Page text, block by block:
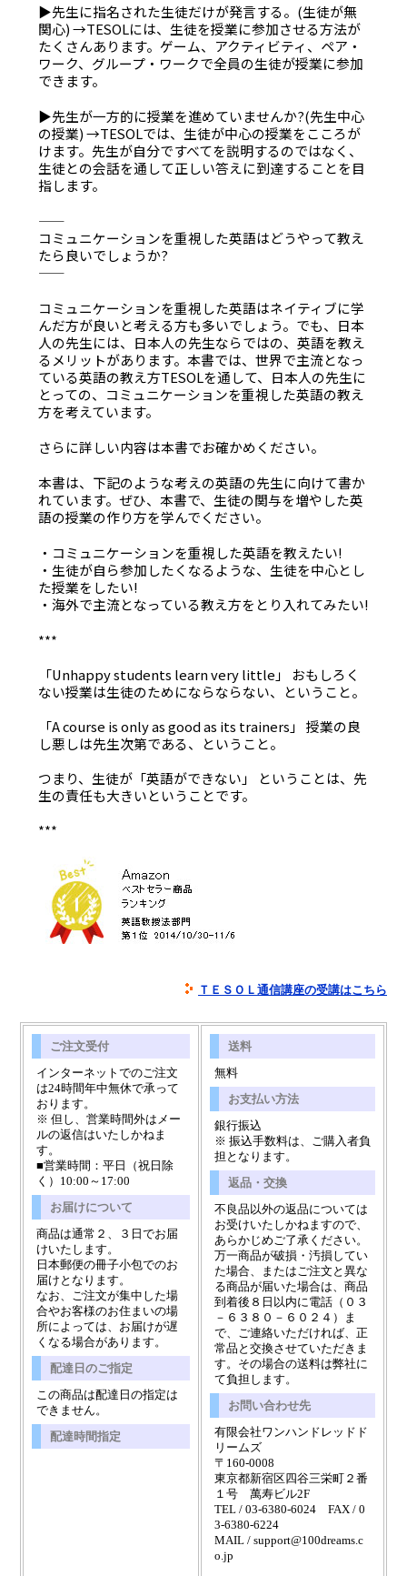
▶先生に指名された生徒だけが発言する。(生徒が無
関心) →TESOLには、生徒を授業に参加させる方法が
たくさんあります。ゲーム、アクティビティ、ペア・
ワーク、グループ・ワークで全員の生徒が授業に参加
できます。
▶先生が一方的に授業を進めていませんか?(先生中心
の授業) →TESOLでは、生徒が中心の授業をこころが
けます。先生が自分ですべてを説明するのではなく、
生徒との会話を通して正しい答えに到達することを目
指します。
――――――――――――――――――――――――――――――――――――――
コミュニケーションを重視した英語はどうやって教え
たら良いでしょうか?
――――――――――――――――――――――――――――――――――――――
コミュニケーションを重視した英語はネイティブに学
んだ方が良いと考える方も多いでしょう。でも、日本
人の先生には、日本人の先生ならではの、英語を教え
るメリットがあります。本書では、世界で主流となっ
ている英語の教え方TESOLを通して、日本人の先生に
とっての、コミュニケーションを重視した英語の教え
方を考えています。
さらに詳しい内容は本書でお確かめください。
本書は、下記のような考えの英語の先生に向けて書か
れています。ぜひ、本書で、生徒の関与を増やした英
語の授業の作り方を学んでください。
・コミュニケーションを重視した英語を教えたい!
・生徒が自ら参加したくなるような、生徒を中心とし
た授業をしたい!
・海外で主流となっている教え方をとり入れてみたい!
***
「Unhappy students learn very little」 おもしろく
ない授業は生徒のためにならならない、ということ。
「A course is only as good as its trainers」 授業の良
し悪しは先生次第である、ということ。
つまり、生徒が「英語ができない」 ということは、先
生の責任も大きいということです。
***
ＴＥＳＯＬ通信講座の受講はこちら
ご注文受付
インターネットでのご注文
は24時間年中無休で承って
おります。
※ 但し、営業時間外はメー
ルの返信はいたしかねま
す。
■営業時間：平日（祝日除
く）10:00～17:00
お届けについて
商品は通常２、３日でお届
けいたします。
日本郵便の冊子小包でのお
届けとなります。
なお、ご注文が集中した場
合やお客様のお住まいの場
所によっては、お届けが遅
くなる場合があります。
配達日のご指定
この商品は配達日の指定は
できません。
配達時間指定
送料
無料
お支払い方法
銀行振込
※ 振込手数料は、ご購入者負
担となります。
返品・交換
不良品以外の返品については
お受けいたしかねますので、
あらかじめご了承ください。
万一商品が破損・汚損してい
た場合、またはご注文と異な
る商品が届いた場合は、商品
到着後８日以内に電話（０３
－６３８０－６０２４）ま
で、ご連絡いただければ、正
常品と交換させていただきま
す。その場合の送料は弊社に
て負担します。
お問い合わせ先
有限会社ワンハンドレッドド
リームズ
〒160-0008
東京都新宿区四谷三栄町２番
１号 萬寿ビル2F
TEL / 03-6380-6024 FAX / 0
3-6380-6224
MAIL / support@100dreams.c
o.jp